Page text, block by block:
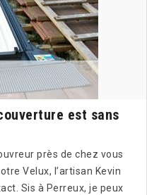
est sans
près de chez vous
Velux, l’artisan Kevin
Sis à Perreux, je peux